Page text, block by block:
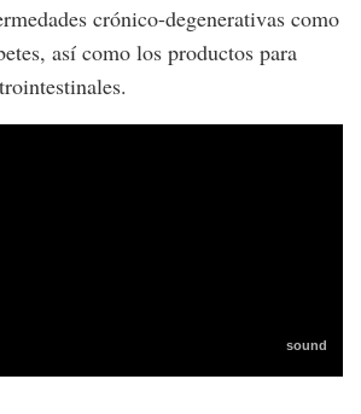
crónico-degenerativas como
así como los productos para